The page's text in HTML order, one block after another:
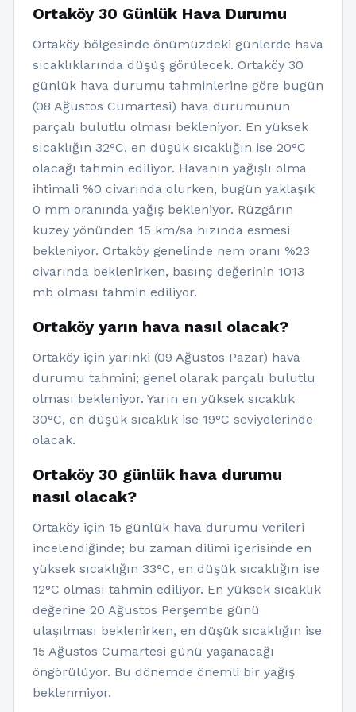
Ortaköy 30 Günlük Hava Durumu
Ortaköy bölgesinde önümüzdeki günlerde hava
sıcaklıklarında düşüş görülecek. Ortaköy 30
günlük hava durumu tahminlerine göre bugün
(08 Ağustos Cumartesi) hava durumunun
parçalı bulutlu olması bekleniyor. En yüksek
sıcaklığın 32°C, en düşük sıcaklığın ise 20°C
olacağı tahmin ediliyor. Havanın yağışlı olma
ihtimali %0 civarında olurken, bugün yaklaşık
0 mm oranında yağış bekleniyor. Rüzgârın
kuzey yönünden 15 km/sa hızında esmesi
bekleniyor. Ortaköy genelinde nem oranı %23
civarında beklenirken, basınç değerinin 1013
mb olması tahmin ediliyor.
Ortaköy yarın hava nasıl olacak?
Ortaköy için yarınki (09 Ağustos Pazar) hava
durumu tahmini; genel olarak parçalı bulutlu
olması bekleniyor. Yarın en yüksek sıcaklık
30°C, en düşük sıcaklık ise 19°C seviyelerinde
olacak.
Ortaköy 30 günlük hava durumu
nasıl olacak?
Ortaköy için 15 günlük hava durumu verileri
incelendiğinde; bu zaman dilimi içerisinde en
yüksek sıcaklığın 33°C, en düşük sıcaklığın ise
12°C olması tahmin ediliyor. En yüksek sıcaklık
değerine 20 Ağustos Perşembe günü
ulaşılması beklenirken, en düşük sıcaklığın ise
15 Ağustos Cumartesi günü yaşanacağı
öngörülüyor. Bu dönemde önemli bir yağış
beklenmiyor.